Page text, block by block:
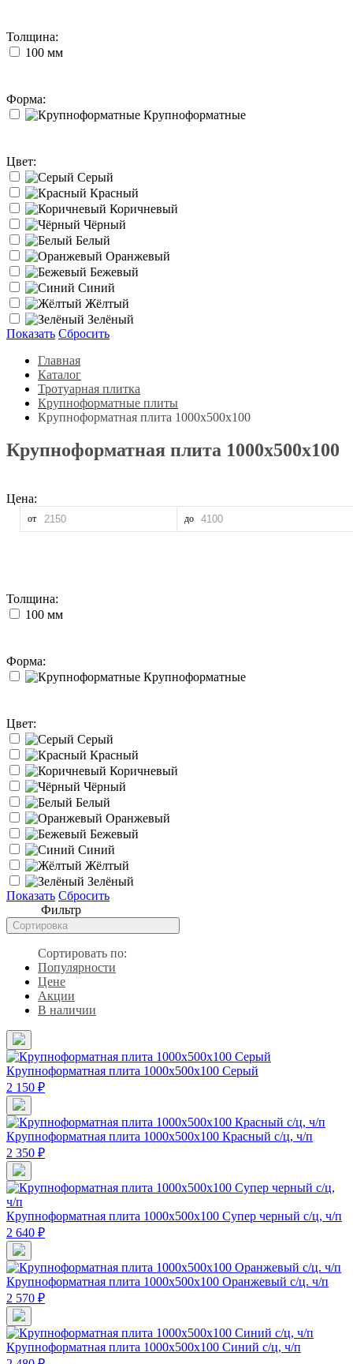
Толщина:
100 мм
Форма:
Крупноформатные
Цвет:
Серый
Красный
Коричневый
Чёрный
Белый
Оранжевый
Бежевый
Синий
Жёлтый
Зелёный
Показать Сбросить
Главная
Каталог
Тротуарная плитка
Крупноформатные плиты
Крупноформатная плита 1000х500х100
Крупноформатная плита 1000х500х100
Цена:
от до
Толщина:
100 мм
Форма:
Крупноформатные
Цвет:
Серый
Красный
Коричневый
Чёрный
Белый
Оранжевый
Бежевый
Синий
Жёлтый
Зелёный
Показать Сбросить
Фильтр
Сортировка
Сортировать по:
Популярности
Цене
Акции
В наличии
Крупноформатная плита 1000х500х100 Серый
2 150 ₽
Крупноформатная плита 1000х500х100 Красный с/ц, ч/п
2 350 ₽
Крупноформатная плита 1000х500х100 Супер черный с/ц, ч/п
2 640 ₽
Крупноформатная плита 1000х500х100 Оранжевый с/ц. ч/п
2 570 ₽
Крупноформатная плита 1000х500х100 Синий с/ц, ч/п